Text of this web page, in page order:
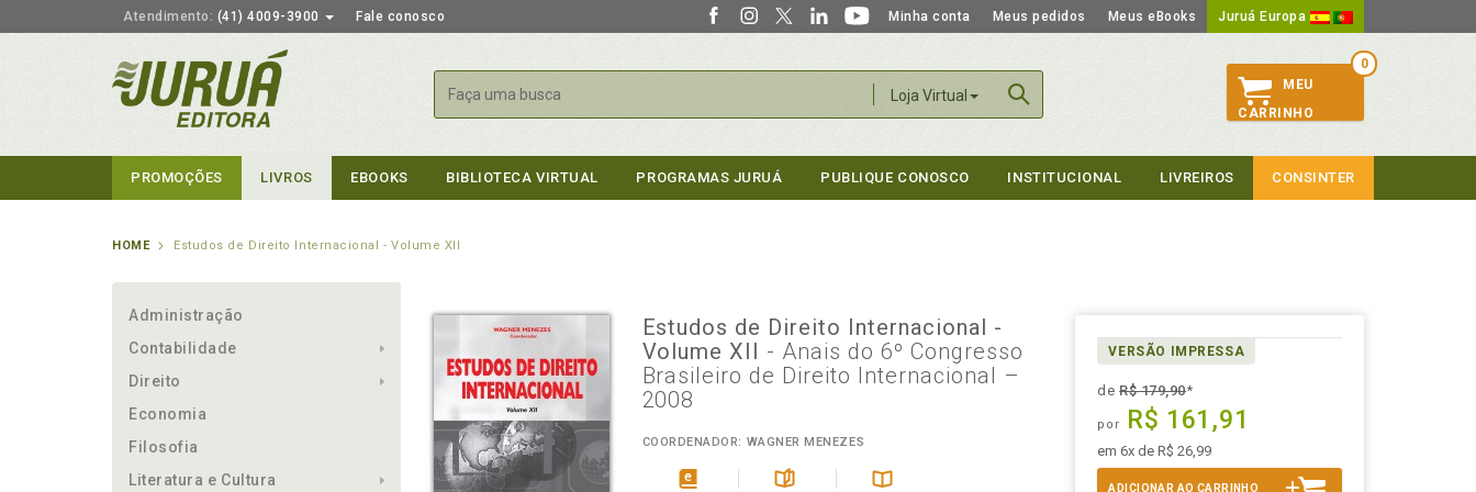
Atendimento: (41) 4009-3900 Fale conosco Minha conta Meus pedidos Meus eBooks Juruá Europa
Loja Virtual
Buscar
0
MEU
CARRINHO
PROMOÇÕES LIVROS EBOOKS BIBLIOTECA VIRTUAL PROGRAMAS JURUÁ PUBLIQUE CONOSCO INSTITUCIONAL LIVREIROS CONSINTER
HOME Estudos de Direito Internacional - Volume XII
Administração
Contabilidade
Direito
Economia
Filosofia
Literatura e Cultura
Estudos de Direito Internacional -
Volume XII - Anais do 6º Congresso
Brasileiro de Direito Internacional –
2008
COORDENADOR: WAGNER MENEZES
VERSÃO IMPRESSA
deR$ 179,90*
por R$ 161,91
em 6x de R$ 26,99
ADICIONAR AO CARRINHO